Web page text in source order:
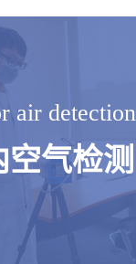
air detection
空气检测